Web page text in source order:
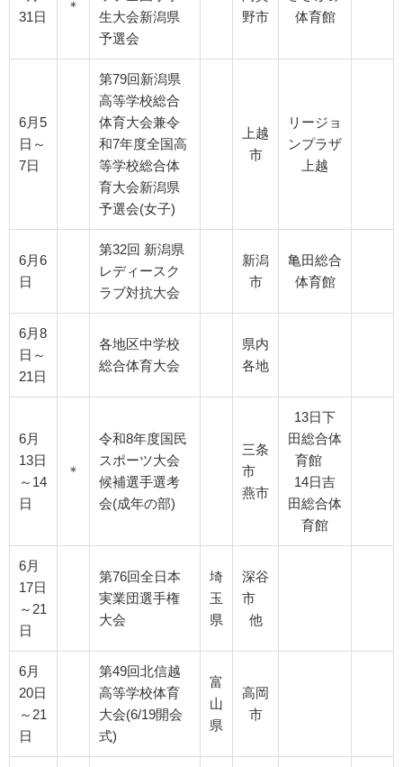
31日
＊
生大会新潟県
予選会
野市
体育館
6月5
日～
7日
第79回新潟県
高等学校総合
体育大会兼令
和7年度全国高
等学校総合体
育大会新潟県
予選会(女子)
上越
市
リージョ
ンプラザ
上越
6月6
日
第32回 新潟県
レディースク
ラブ対抗大会
新潟
市
亀田総合
体育館
6月8
日～
21日
各地区中学校
総合体育大会
県内
各地
6月
13日
～14
日
＊
令和8年度国民
スポーツ大会
候補選手選考
会(成年の部)
三条
市
燕市
13日下
田総合体
育館
14日吉
田総合体
育館
6月
17日
～21
日
第76回全日本
実業団選手権
大会
埼
玉
県
深谷
市
他
6月
20日
～21
日
第49回北信越
高等学校体育
大会(6/19開会
式)
富
山
県
高岡
市